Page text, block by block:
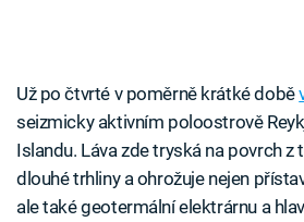
Už po čtvrté v poměrně krátké době
seizmicky aktivním poloostrově
Islandu. Láva zde tryská na povrch
dlouhé trhliny a ohrožuje nejen
ale také geotermální elektrárnu a